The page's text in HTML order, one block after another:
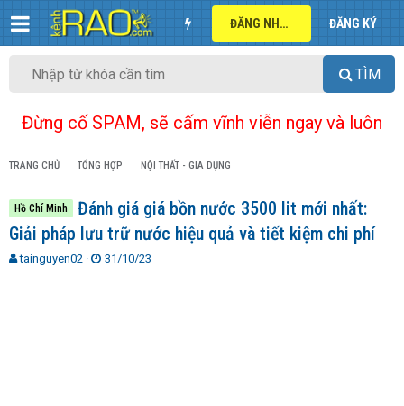
ĐĂNG NHẬP ĐĂNG KÝ
TÌM
Đừng cố SPAM, sẽ cấm vĩnh viễn ngay và luôn
TRANG CHỦ TỔNG HỢP NỘI THẤT - GIA DỤNG
Hồ Chí Minh
Đánh giá giá bồn nước 3500 lit mới nhất:
Giải pháp lưu trữ nước hiệu quả và tiết kiệm chi phí
T
tainguyen02
N
31/10/23